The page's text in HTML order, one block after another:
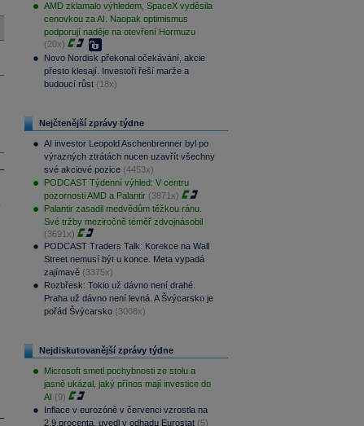
AMD zklamalo výhledem, SpaceX vyděsila
cenovkou za AI. Naopak optimismus
podporují naděje na otevření Hormuzu
(20x)
Novo Nordisk překonal očekávání, akcie
přesto klesají. Investoři řeší marže a
budoucí růst (18x)
Nejčtenější zprávy týdne
AI investor Leopold Aschenbrenner byl po
výrazných ztrátách nucen uzavřít všechny
své akciové pozice (4453x)
PODCAST Týdenní výhled: V centru
pozornosti AMD a Palantir (3871x)
Palantir zasadil medvědům těžkou ránu.
Své tržby meziročně téměř zdvojnásobil
(3691x)
PODCAST Traders Talk: Korekce na Wall
Street nemusí být u konce. Meta vypadá
zajímavě (3375x)
Rozbřesk: Tokio už dávno není drahé.
Praha už dávno není levná. A Švýcarsko je
pořád Švýcarsko (3008x)
Nejdiskutovanější zprávy týdne
Microsoft smetl pochybnosti ze stolu a
jasně ukázal, jaký přínos mají investice do
AI (9)
Inflace v eurozóně v červenci vzrostla na
2,9 procenta, uvedl v odhadu Eurostat (5)